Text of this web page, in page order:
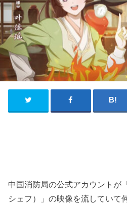
中国消防局の公式アカウントが
シェフ）」の映像を流していて